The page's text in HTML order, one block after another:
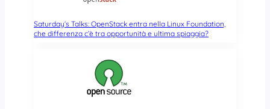
Saturday’s Talks: OpenStack entra nella Linux Foundation,
che differenza c’è tra opportunità e ultima spiaggia?